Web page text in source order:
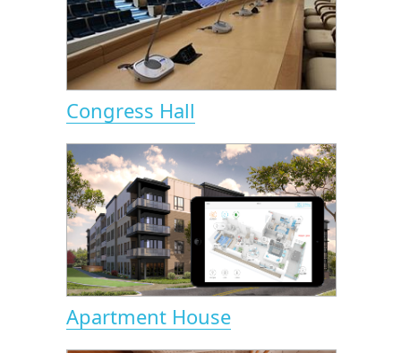
Congress Hall
Apartment House